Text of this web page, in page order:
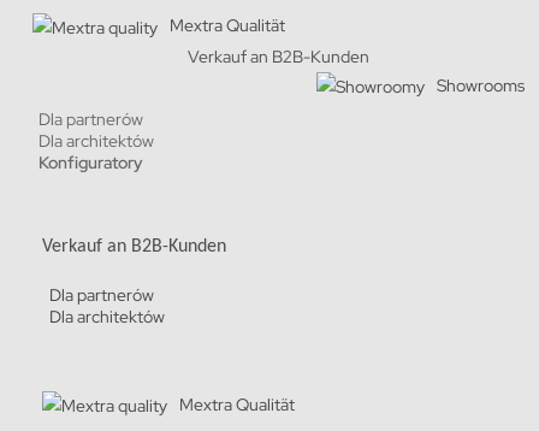
Mextra Qualität
Verkauf an B2B-Kunden
Showrooms
Dla partnerów
Dla architektów
Konfiguratory
Verkauf an B2B-Kunden
Dla partnerów
Dla architektów
Mextra Qualität